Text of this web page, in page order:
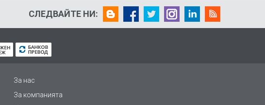
СЛЕДВАЙТЕ НИ:
За нас
За компанията